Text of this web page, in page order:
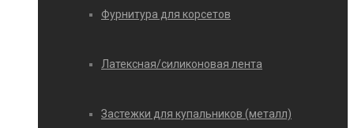
Фурнитура для корсетов
Латексная/силиконовая лента
Застежки для купальников (металл)